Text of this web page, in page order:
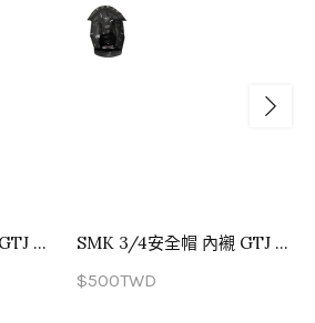
SMK 3/4安全帽 內襯 GTJ 專用 兩頰內襯
SMK 3/4安全帽 內襯 GTJ 專用 頭頂內襯
$500TWD